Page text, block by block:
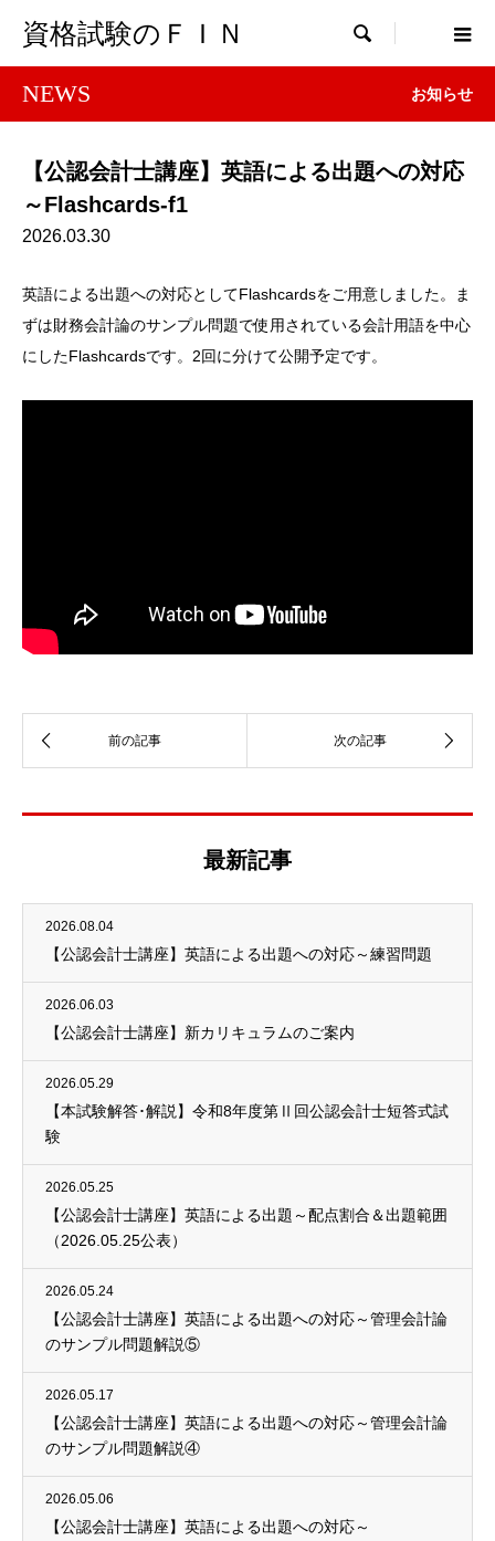
資格試験のＦＩＮ 
NEWS お知らせ
【公認会計士講座】英語による出題への対応
～Flashcards-f1
2026.03.30
英語による出題への対応としてFlashcardsをご用意しました。ま
ずは財務会計論のサンプル問題で使用されている会計用語を中心
にしたFlashcardsです。2回に分けて公開予定です。
最新記事
2026.08.04
【公認会計士講座】英語による出題への対応～練習問題
2026.06.03
【公認会計士講座】新カリキュラムのご案内
2026.05.29
【本試験解答･解説】令和8年度第Ⅱ回公認会計士短答式試
験
2026.05.25
【公認会計士講座】英語による出題～配点割合＆出題範囲
（2026.05.25公表）
2026.05.24
【公認会計士講座】英語による出題への対応～管理会計論
のサンプル問題解説⑤
2026.05.17
【公認会計士講座】英語による出題への対応～管理会計論
のサンプル問題解説④
2026.05.06
【公認会計士講座】英語による出題への対応～